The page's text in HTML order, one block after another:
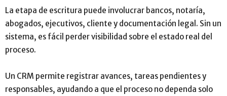
La etapa de escritura puede involucrar bancos, notaría,
abogados, ejecutivos, cliente y documentación legal. Sin un
sistema, es fácil perder visibilidad sobre el estado real del
proceso.
Un CRM permite registrar avances, tareas pendientes y
responsables, ayudando a que el proceso no dependa solo